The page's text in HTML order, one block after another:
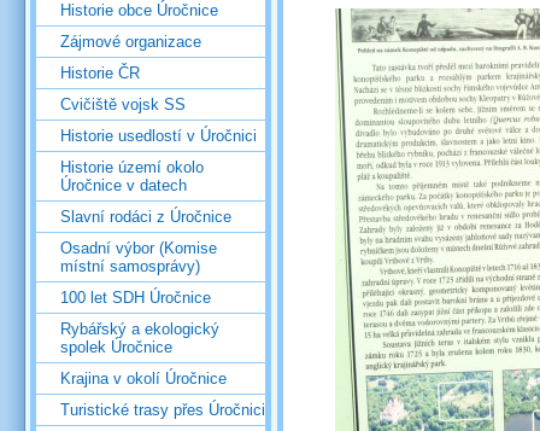
Historie obce Úročnice
Zájmové organizace
Historie ČR
Cvičiště vojsk SS
Historie usedlostí v Úročnici
Historie území okolo
Úročnice v datech
Slavní rodáci z Úročnice
Osadní výbor (Komise
místní samosprávy)
100 let SDH Úročnice
Rybářský a ekologický
spolek Úročnice
Krajina v okolí Úročnice
Turistické trasy přes Úročnici